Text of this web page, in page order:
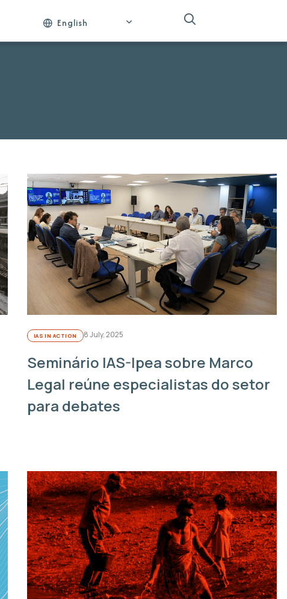
English
IAS IN ACTION 8 July, 2025
Seminário IAS-Ipea sobre Marco
Legal reúne especialistas do setor
para debates